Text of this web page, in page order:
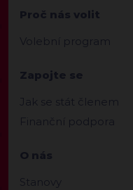
Proč nás volit
Volební program
Zapojte se
Jak se stát členem
Finanční podpora
O nás
Stanovy